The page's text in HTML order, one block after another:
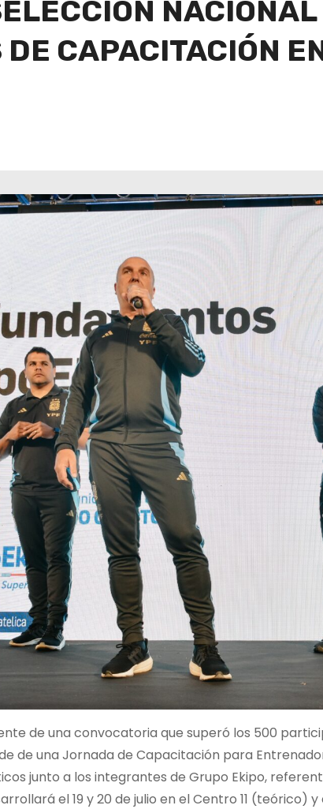
CAPACITACIÓN
de una convocatoria que superó los 500
de una Jornada de Capacitación para
junto a los integrantes de Grupo Ekipo,
el 19 y 20 de julio en el Centro 11 (teórico)